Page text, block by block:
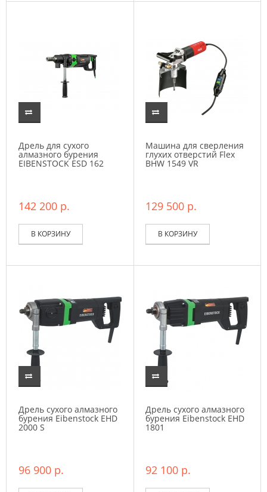
Дрель для сухого
алмазного бурения
EIBENSTOCK ESD 162
142 200 р.
В КОРЗИНУ
Машина для сверления
глухих отверстий Flex
BHW 1549 VR
129 500 р.
В КОРЗИНУ
Дрель сухого алмазного
бурения Eibenstock EHD
2000 S
96 900 р.
Дрель сухого алмазного
бурения Eibenstock EHD
1801
92 100 р.